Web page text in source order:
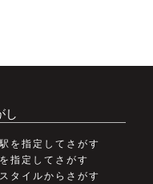
し
を指定してさがす
指定してさがす
タイルからさがす